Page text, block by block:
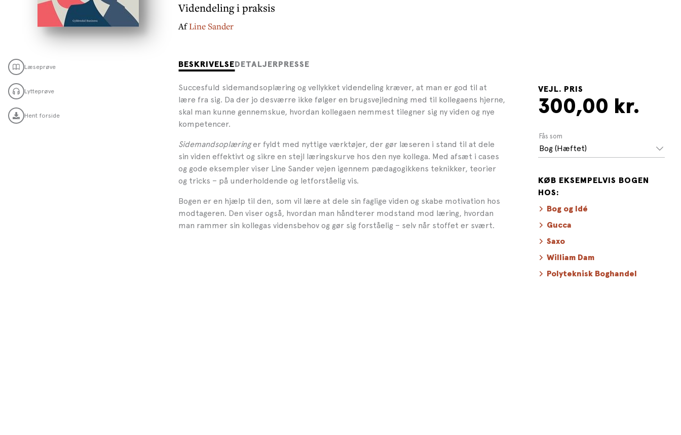
Videndeling i praksis
AfLine Sander
Læseprøve
Lytteprøve
Hent forside
BESKRIVELSE DETALJER PRESSE
Succesfuld sidemandsoplæring og vellykket videndeling kræver, at man er god til at
lære fra sig. Da der jo desværre ikke følger en brugsvejledning med til kollegaens hjerne,
skal man kunne gennemskue, hvordan kollegaen nemmest tilegner sig ny viden og nye
kompetencer.
Sidemandsoplæringer fyldt med nyttige værktøjer, der gør læseren i stand til at dele
sin viden effektivt og sikre en stejl læringskurve hos den nye kollega. Med afsæt i cases
og gode eksempler viser Line Sander vejen igennem pædagogikkens teknikker, teorier
og tricks – på underholdende og letforståelig vis.
Bogen er en hjælp til den, som vil lære at dele sin faglige viden og skabe motivation hos
modtageren. Den viser også, hvordan man håndterer modstand mod læring, hvordan
man rammer sin kollegas vidensbehov og gør sig forståelig – selv når stoffet er svært.
VEJL. PRIS
300,00 kr.
Fås som
Bog (Hæftet)
KØB EKSEMPELVIS BOGEN
HOS:
Bog og Idé
Gucca
Saxo
William Dam
Polyteknisk Boghandel